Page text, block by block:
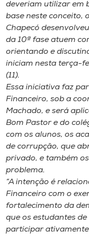
Biblioteca
Editora
Rádio
Museu
Unoesc
Store
Selecione
o idioma
deveriam utilizar em
base neste conceito,
Chapecó
da 10ª fase atuem
orientando e
iniciam nesta terça-
(11).
Essa iniciativa faz
Financeiro, sob a
Machado, e será
Bom Pastor e do
com os alunos, os
de corrupção, que
privado, e também
problema.
“A intenção é
Financeiro com o
fortalecimento da
que os estudantes
participar